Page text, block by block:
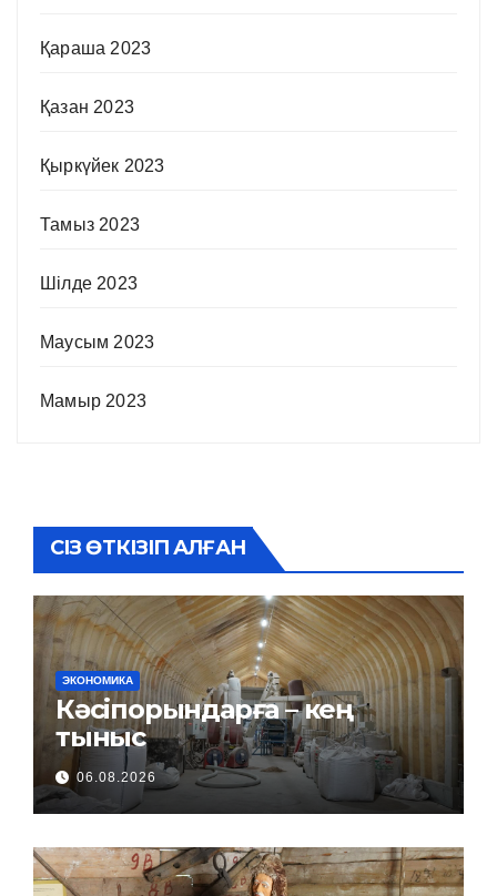
Қараша 2023
Қазан 2023
Қыркүйек 2023
Тамыз 2023
Шілде 2023
Маусым 2023
Мамыр 2023
СІЗ ӨТКІЗІП АЛҒАН
ЭКОНОМИКА
Кәсіпорындарға – кең
тыныс
06.08.2026